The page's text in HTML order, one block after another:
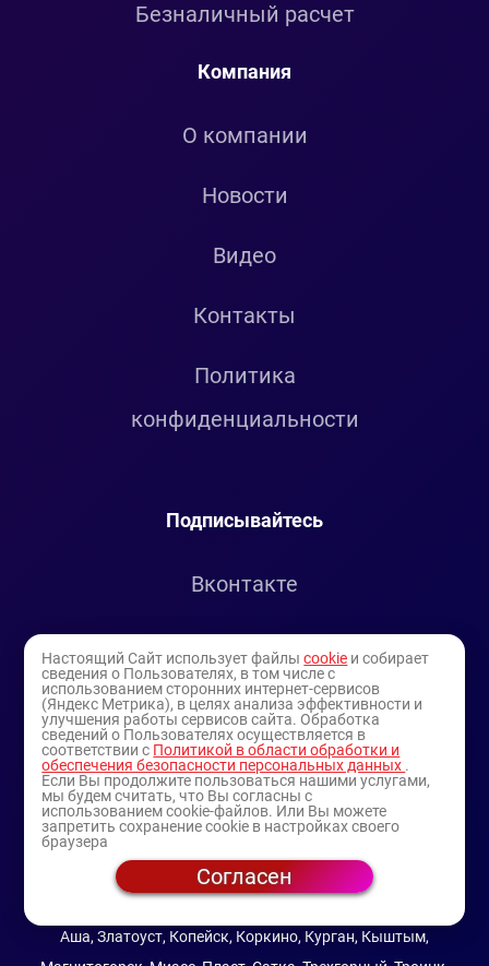
Безналичный расчет
Компания
О компании
Новости
Видео
Контакты
Политика
конфиденциальности
Подписывайтесь
Вконтакте
Youtube
© 1994-2025
— торговая витрина ИП Булатов В.А.
Аша, Златоуст, Копейск, Коркино, Курган, Кыштым,
Настоящий Сайт использует файлыcookie и собирает
сведения о Пользователях, в том числе с
использованием сторонних интернет-сервисов
(Яндекс Метрика), в целях анализа эффективности и
улучшения работы сервисов сайта. Обработка
сведений о Пользователях осуществляется в
соответствии с Политикой в области обработки и
обеспечения безопасности персональных данных .
Если Вы продолжите пользоваться нашими услугами,
мы будем считать, что Вы согласны с
использованием cookie-файлов. Или Вы можете
запретить сохранение cookie в настройках своего
браузера
Согласен